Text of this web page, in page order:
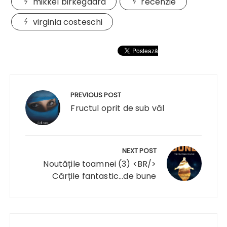
virginia costeschi
articole
PREVIOUS POST
Fructul oprit de sub văl
NEXT POST
Noutățile toamnei (3) <BR/>
Cărțile fantastic...de bune